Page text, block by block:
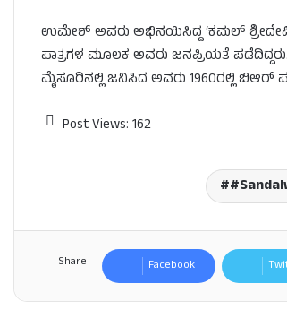
ಉಮೇಶ್ ಅವರು ಅಭಿನಯಿಸಿದ್ದ ‘ಕಮಲ್
ಪಾತ್ರಗಳ ಮೂಲಕ ಅವರು ಜನಪ್ರಿಯತೆ
ಮೈಸೂರಿನಲ್ಲಿ ಜನಿಸಿದ ಅವರು 1960ರಲ್ಲಿ ಬಿಆರ್‌
Post Views: 162
Share Facebook